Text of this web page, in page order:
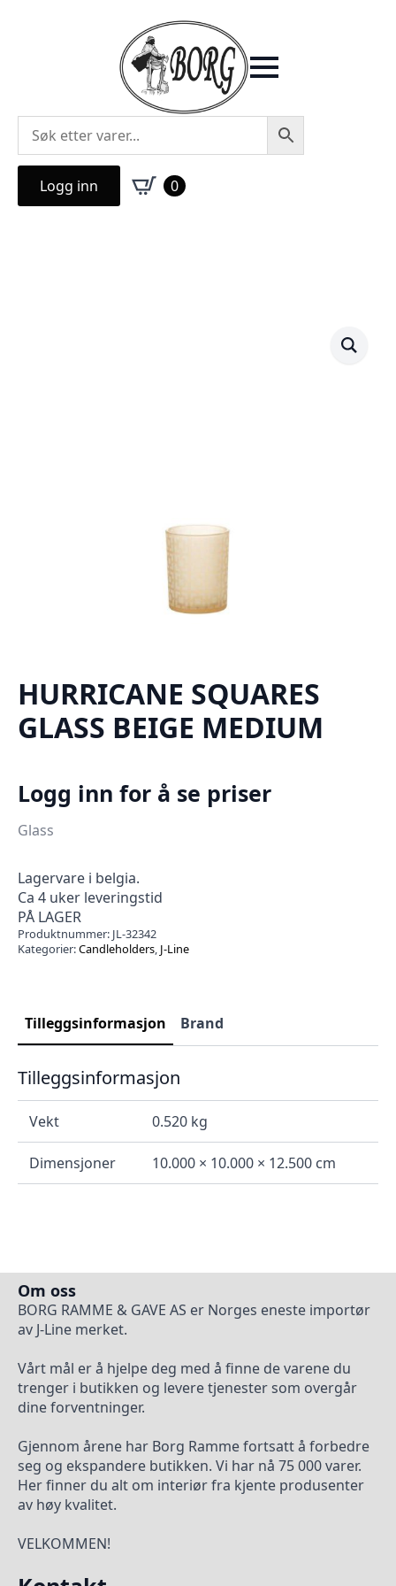
Logg inn 0
HURRICANE SQUARES
GLASS BEIGE MEDIUM
Logg inn for å se priser
Glass
Lagervare i belgia.
Ca 4 uker leveringstid
PÅ LAGER
Produktnummer: JL-32342
Kategorier:Candleholders, J-Line
Tilleggsinformasjon Brand
Tilleggsinformasjon
Vekt 0.520 kg
Dimensjoner 10.000 × 10.000 × 12.500 cm
Om oss
BORG RAMME & GAVE AS er Norges eneste importør
av J-Line merket.
Vårt mål er å hjelpe deg med å finne de varene du
trenger i butikken og levere tjenester som overgår
dine forventninger.
Gjennom årene har Borg Ramme fortsatt å forbedre
seg og ekspandere butikken. Vi har nå 75 000 varer.
Her finner du alt om interiør fra kjente produsenter
av høy kvalitet.
VELKOMMEN!